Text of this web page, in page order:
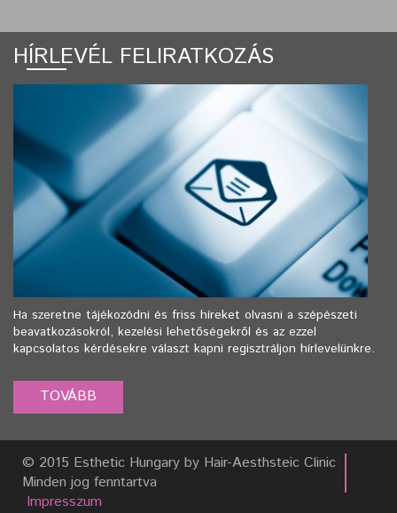
HÍRLEVÉL FELIRATKOZÁS
Ha szeretne tájékozódni és friss híreket olvasni a szépészeti
beavatkozásokról, kezelési lehetőségekről és az ezzel
kapcsolatos kérdésekre választ kapni regisztráljon hírlevelünkre.
© 2015 Esthetic Hungary by Hair-Aesthsteic Clinic
Minden jog fenntartva
Impresszum